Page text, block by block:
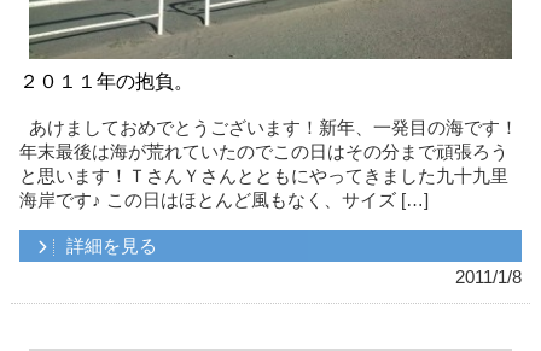
２０１１年の抱負。
あけましておめでとうございます！新年、一発目の海です！
年末最後は海が荒れていたのでこの日はその分まで頑張ろう
と思います！ＴさんＹさんとともにやってきました九十九里
海岸です♪ この日はほとんど風もなく、サイズ […]
詳細を見る
2011/1/8